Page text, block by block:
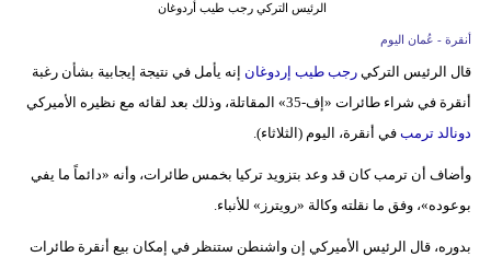
علوم
وتكنولوجيا
أبراج
الرئيس التركي رجب طيب أردوغان
أنقرة - عُمان اليوم
قال الرئيس التركي رجب طيب إردوغان إنه يأمل في نتيجة إيجابية بشأن رغبة
أنقرة في شراء طائرات «إف-35» المقاتلة، وذلك بعد لقائه مع نظيره الأميركي
دونالد ترمب في أنقرة، اليوم (الثلاثاء).
وأضاف أن ترمب كان قد وعد بتزويد تركيا بخمس طائرات، وأنه «دائماً ما يفي
بوعوده»، وفق ما نقلته وكالة «رويترز» للأنباء.
بدوره، قال الرئيس الأميركي إن واشنطن ستنظر في إمكان بيع أنقرة طائرات